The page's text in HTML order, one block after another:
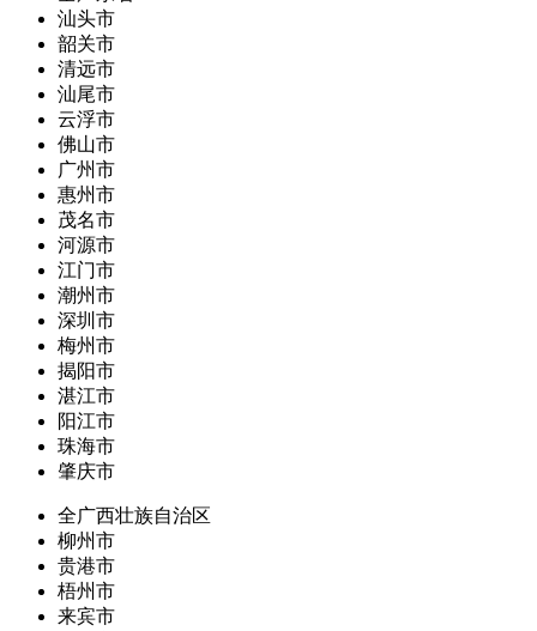
汕头市
韶关市
清远市
汕尾市
云浮市
佛山市
广州市
惠州市
茂名市
河源市
江门市
潮州市
深圳市
梅州市
揭阳市
湛江市
阳江市
珠海市
肇庆市
全广西壮族自治区
柳州市
贵港市
梧州市
来宾市